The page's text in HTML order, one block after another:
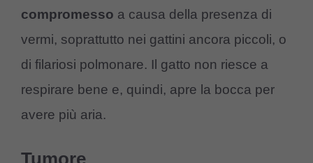
compromesso a causa della presenza di
vermi, soprattutto nei gattini ancora piccoli, o
di filariosi polmonare. Il gatto non riesce a
respirare bene e, quindi, apre la bocca per
avere più aria.
Tumore